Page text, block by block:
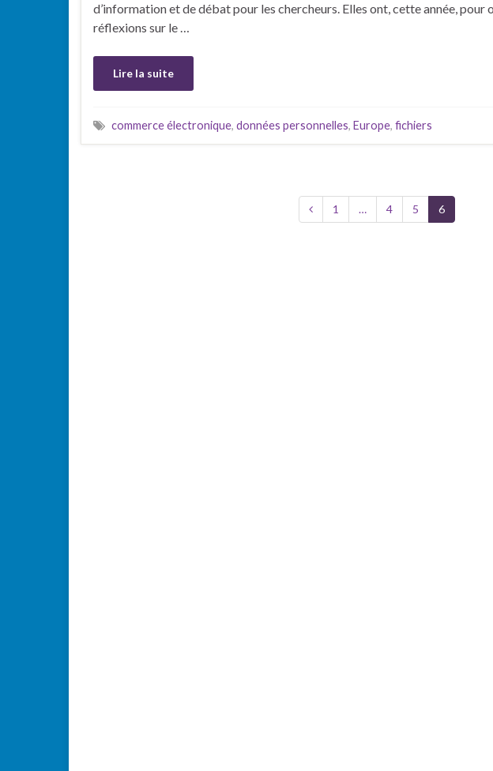
d’information et de débat pour les chercheurs. Elles ont, cette année,
réflexions sur le …
Lire la suite
commerce électronique, données personnelles, Europe, fichiers
1 … 4 5 6